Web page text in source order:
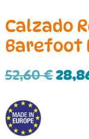
Calzado
Barefoot
52,60€